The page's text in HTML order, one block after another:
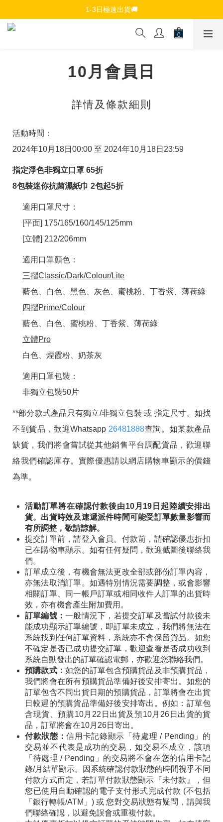
免費註冊會員，$150免運優惠
1-3日極速出貨🚚
追蹤Channel接收WhatsApp優惠通知
10月會員日
詳情及條款細則
活動時間：
2024年10月18日00:00 至 2024年10月18日23:59
指定淨色非獨立口罩 65折
8包裝迷你抗菌濕紙巾 2包起5折
適用口罩尺寸：
[平面] 175/165/160/145/125mm
[立體] 212/206mm
適用口罩顏色：
三摺Classic/Dark/Colour/Lite
藍色、白色、黑色、灰色、蜜桃粉、丁香紫、薄荷綠
四摺Prime/Colour
藍色、白色、蜜桃粉、丁香紫、薄荷綠
立體Pro
白色、煙霞粉、奶茶灰
適用口罩包裝：
非獨立包裝50片
**部分款式產品只有獨立/非獨立包裝 或 指定尺寸。如找
不到貨品，歡迎Whatsapp 26481888查詢。如某款產品
缺貨，我們將會嘗試從其他銷售平台調配貨品，歡迎聯
絡我們確認庫存。實際優惠請以網店購物車顯示的價錢
為準。
活動訂單將在確認付款後由10月19日起陸續安排出
貨。出貨時效及速遞派件時間可能受訂單數量影響而
有所調整，敬請諒解。
提交訂單前，請登入會員。付款前，請確認優惠折扣
已在購物車顯示。如有任何疑問，歡迎截圖後聯絡我
們。
訂單成立後，有機會無法更改全部或部份訂單內容，
亦無法取消訂單。如遇特別情況需要調整，或會影響
相關訂單、同一帳戶訂單或相同收件人訂單的出貨時
效，亦有機會產生附加費用。
訂單編號：一般情況下，若提交訂單及嘗試付款後未
能成功顯示訂單編號，即訂單未成立，我們將無法在
系統找到任何訂單資料，系統亦不會保留貨品。如您
不確定是否已成功提交訂單，歡迎查看是否成功收到
系統自動發出的訂單確認電郵，亦歡迎您聯絡我們。
預購款式：如您的訂單包含預購貨品及非預購貨品，
我們將會在所有預購貨品準備好後安排寄出。如您的
訂單包含不同出貨日期的預購貨品，訂單將會在出貨
日較遲的預購貨品準備好後安排寄出。例如：訂單包
含現貨、預購10月22日出貨及預10月26日出貨的貨
品，訂單將會在10月26日寄出。
付款狀態：信用卡記錄顯示「待處理 / Pending」的
交易並不代表是成功的交易，如交易不成立，該項
「待處理 / Pending」的交易將不會在您的信用卡記
錄/月結單顯示。因系統確認付款狀態的時間視乎不同
付款方式而定，若訂單付款狀態顯示『未付款』，但
您已使用自動確認的電子支付形式完成付款 (不包括
「銀行轉帳/ATM」) 或 您對交易狀態有疑問，請與我
們聯絡確認，以避免誤會或重複付款。